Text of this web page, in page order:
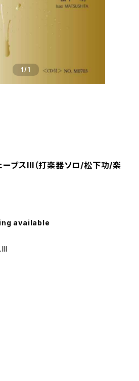
1/1
ブスIII（打楽器ソロ/松下功/楽
available